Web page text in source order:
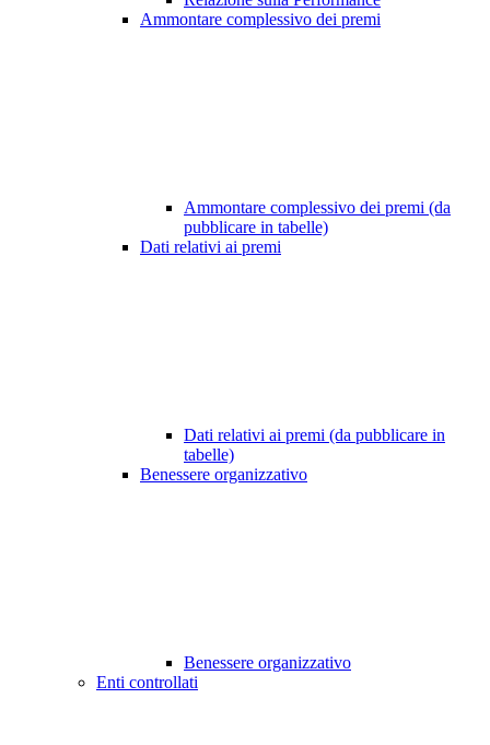
Ammontare complessivo dei premi
Ammontare complessivo dei premi (da
pubblicare in tabelle)
Dati relativi ai premi
Dati relativi ai premi (da pubblicare in
tabelle)
Benessere organizzativo
Benessere organizzativo
Enti controllati